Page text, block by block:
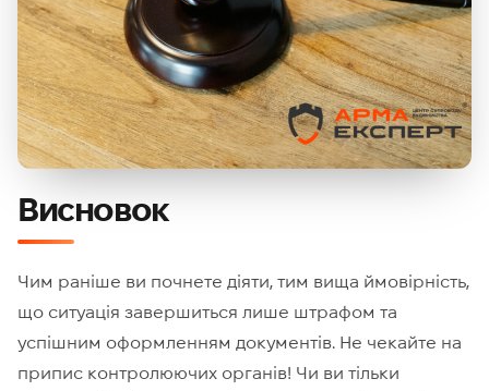
Висновок
Чим раніше ви почнете діяти, тим вища ймовірність,
що ситуація завершиться лише штрафом та
успішним оформленням документів. Не чекайте на
припис контролюючих органів! Чи ви тільки